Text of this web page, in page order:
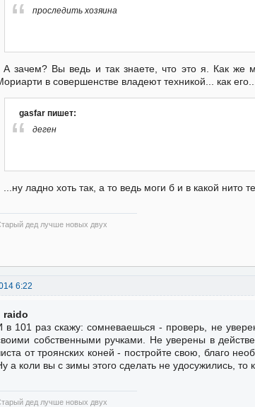
проследить хозяина
А зачем? Вы ведь и так знаете, что это я. Как же
в совершенстве владеют техникой... как
gasfar пишет:
деген
...ну ладно хоть так, а то ведь моги б и в какой нито
дед лучше новых двух
6:22
raido
в 101 раз скажу: сомневаешься - проверь, не
собственными ручками. Не уверены в
от троянских коней - постройте свою, благо
а коли вы с зимы этого сделать не удосужились, то
дед лучше новых двух